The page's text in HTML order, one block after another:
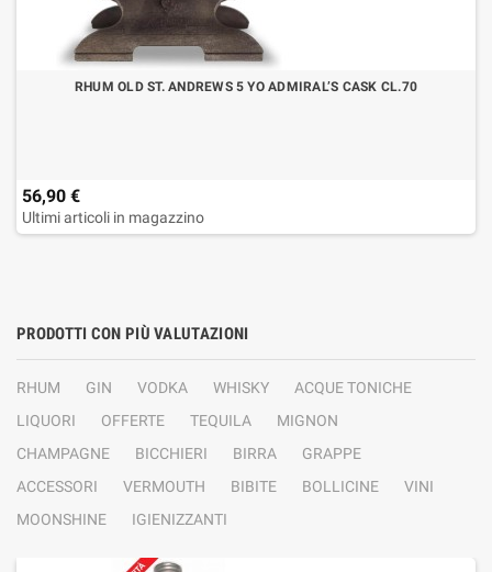
RHUM OLD ST. ANDREWS 5 YO ADMIRAL’S CASK CL.70
56,90 €
Ultimi articoli in magazzino
PRODOTTI CON PIÙ VALUTAZIONI
RHUM GIN VODKA WHISKY
ACQUE TONICHE
LIQUORI
OFFERTE TEQUILA
MIGNON
CHAMPAGNE
BICCHIERI BIRRA
GRAPPE
ACCESSORI
VERMOUTH BIBITE BOLLICINE
VINI
MOONSHINE
IGIENIZZANTI